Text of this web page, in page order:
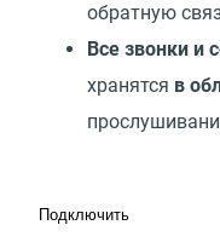
обратную
Все звонки и
хранятся в
Подключить